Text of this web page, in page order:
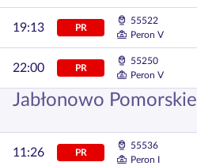
19:13 PR
55522
Peron V
22:00 PR
55250
Peron V
Jabłonowo Pomorskie
11:26 PR
55536
Peron I